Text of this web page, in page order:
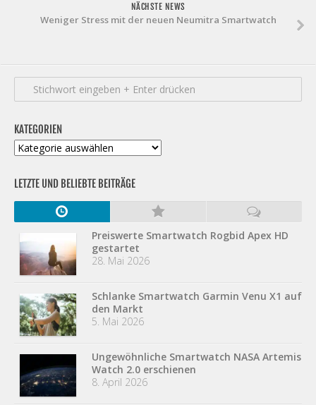
NÄCHSTE NEWS
Weniger Stress mit der neuen Neumitra Smartwatch
KATEGORIEN
Kategorien
LETZTE UND BELIEBTE BEITRÄGE
Preiswerte Smartwatch Rogbid Apex HD
gestartet
28. Mai 2026
Schlanke Smartwatch Garmin Venu X1 auf
den Markt
5. Mai 2026
Ungewöhnliche Smartwatch NASA Artemis
Watch 2.0 erschienen
8. April 2026